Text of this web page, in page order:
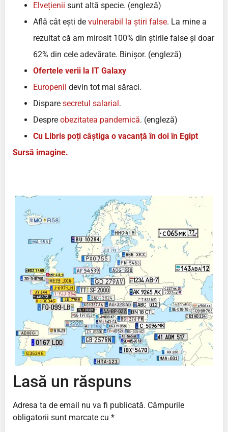
Elvețienii sunt altă specie. (engleză)
Află cât ești de vulnerabil la știri false. La mine a
rezultat că am mirosit 100% din știrile false și doar
62% din cele adevărate. Binișor. (engleză)
Ofertele verii la IT Galaxy
Europenii devin tot mai săraci.
Dispare secretul salarial.
Despre obezitatea pandemică. (engleză)
Cu Libris poți câștiga o vacanță în doi în Egipt
Sursă imagine.
Lasă un răspuns
Adresa ta de email nu va fi publicată. Câmpurile
obligatorii sunt marcate cu *